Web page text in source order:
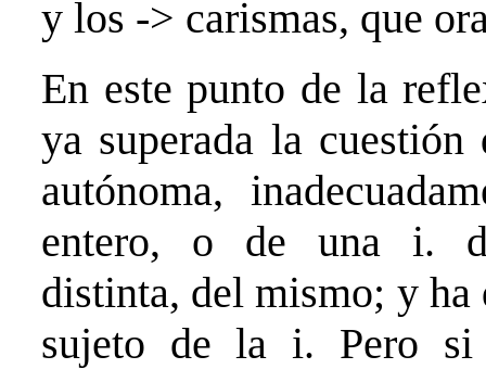
y los -> carismas, que
En este punto de la
ya superada la
autónoma,
entero, o de una i.
distinta, del mismo; y ha
sujeto de la i. Pero si